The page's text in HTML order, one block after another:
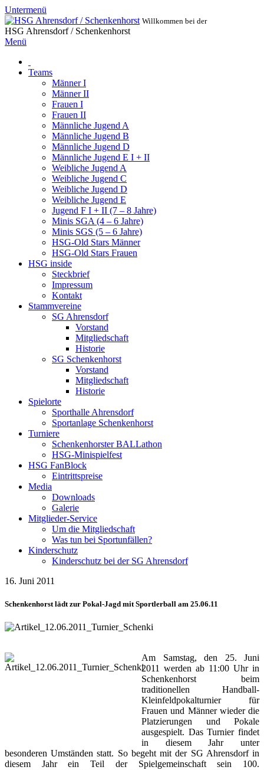
Untermenü
Willkommen bei der
HSG Ahrensdorf / Schenkenhorst
Menü
Teams
Männer I
Männer II
Frauen I
Frauen II
Männliche Jugend A
Männliche Jugend B
Männliche Jugend D
Männliche Jugend E I + II
Weibliche Jugend A
Weibliche Jugend C
Weibliche Jugend D
Weibliche Jugend E
Jugend F I + II (7 – 8 Jahre)
Minis SGA (4 – 6 Jahre)
Minis SGS (5 – 6 Jahre)
HSG-Old Stars Männer
HSG-Old Stars Frauen
HSG inside
Steckbrief
Impressum
Kontakt
Stammvereine
SG Ahrensdorf
Vorstand
Mitgliedschaft
Historie
SG Schenkenhorst
Vorstand
Mitgliedschaft
Historie
Spielorte
Sporthalle Ahrensdorf
Sportanlage Schenkenhorst
Turniere
Schenkenhorster BALLathon
HSG-Minispielfest
HSG FanBlock
Eintrittspreise
Media
Downloads
Galerie
Mitglieder-Service
Um die Mitgliedschaft
Was tun bei Sportunfällen?
Kinderschutz
Kinderschutz bei der SG Ahrensdorf
16. Juni 2011
Schenkenhorst lädt zur Pokal-Jagd mit Sportlerball am 25.06.11
Am Samstag, den 25. Juni
2011 werden ab 11:00 Uhr in
Schenkenhorst beim
traditionellen Handball-
Kleinfeldpokalturnier für
Frauen und Männer wieder die
Platzierungen und Pokale
ausgespielt. Das Turnier findet
in diesem Jahr unter
besonderen Umständen statt. So begeht mit der SG Ahrensdorf in
diesem Jahr ein Teil der Spielgemeinschaft sein 100.